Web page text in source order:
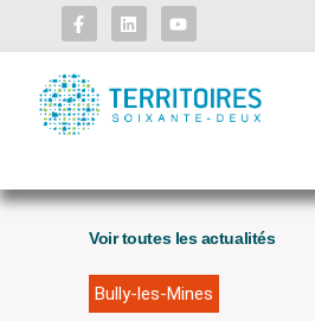
Voir toutes les actualités
Bully-les-Mines